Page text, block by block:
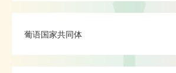
葡语国家共同体